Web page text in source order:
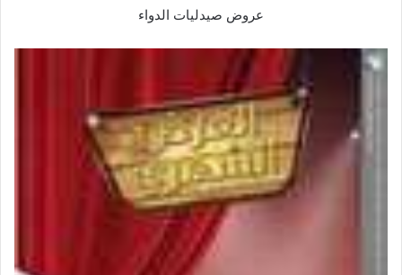
عروض صيدليات الدواء